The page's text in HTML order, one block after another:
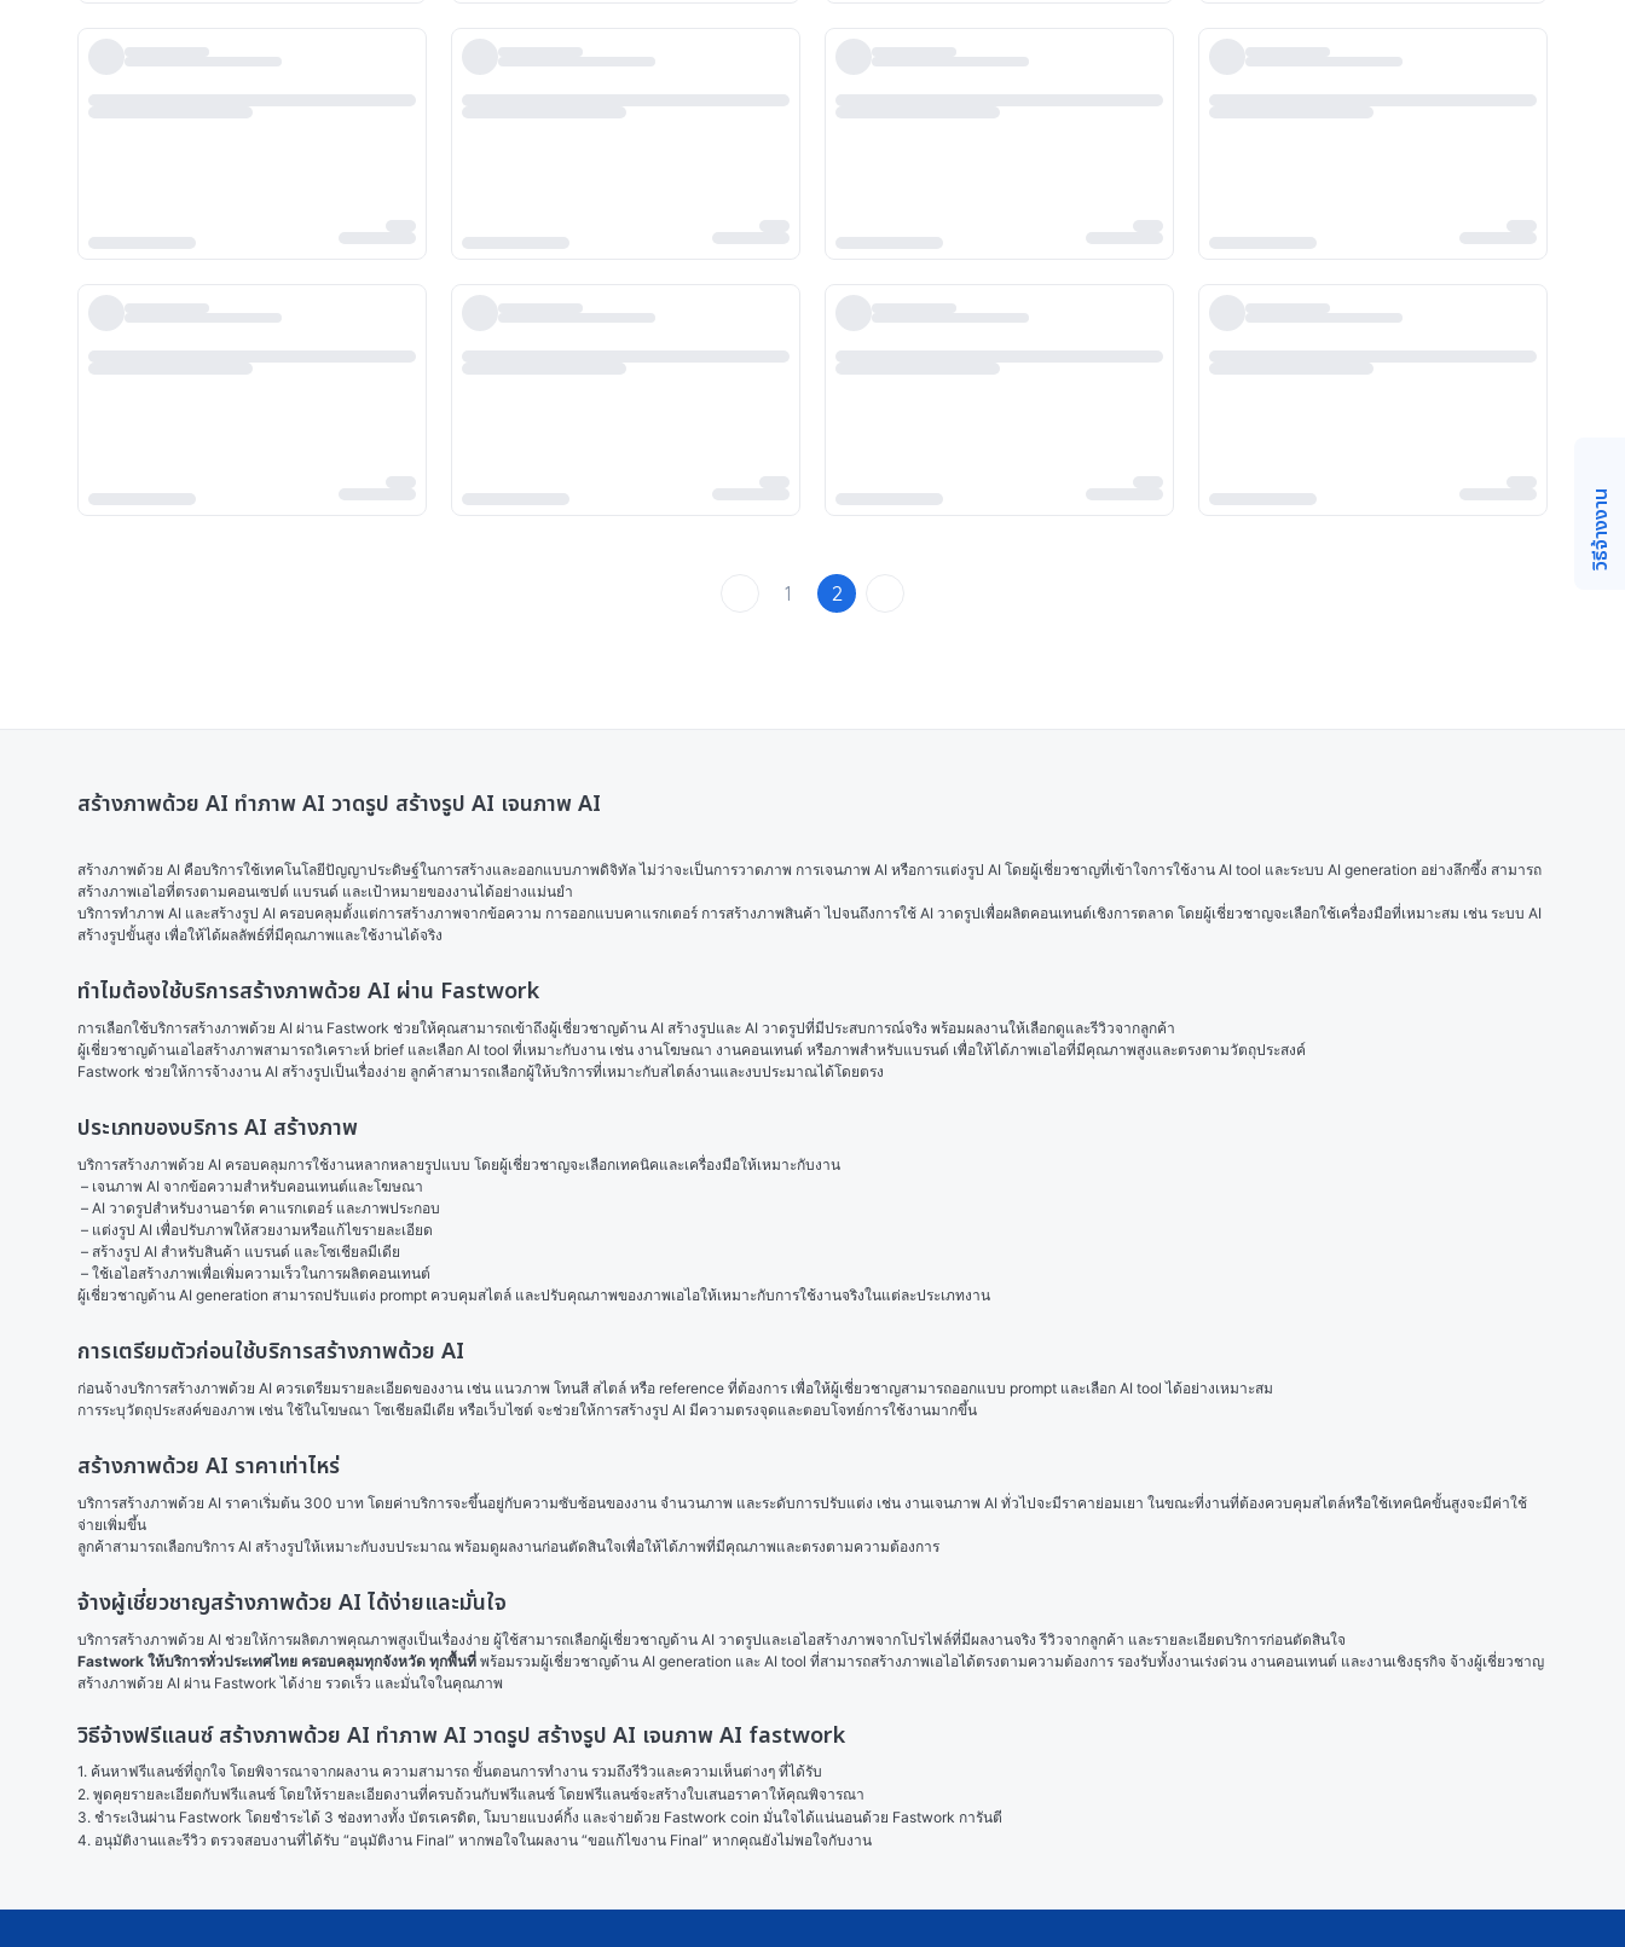
1 2
สร้างภาพด้วย AI ทําภาพ AI วาดรูป สร้างรูป AI เจนภาพ AI
สร้างภาพด้วย AI คือบริการใช้เทคโนโลยีปัญญาประดิษฐ์ในการสร้างและออกแบบภาพดิจิทัล ไม่ว่าจะเป็นการวาดภาพ การเจนภาพ AI หรือการแต่งรูป AI โดยผู้เชี่ยวชาญที่เข้าใจการใช้งาน AI tool และระบบ AI generation อย่างลึกซึ้ง สามารถ
สร้างภาพเอไอที่ตรงตามคอนเซปต์ แบรนด์ และเป้าหมายของงานได้อย่างแม่นยำ
บริการทําภาพ AI และสร้างรูป AI ครอบคลุมตั้งแต่การสร้างภาพจากข้อความ การออกแบบคาแรกเตอร์ การสร้างภาพสินค้า ไปจนถึงการใช้ AI วาดรูปเพื่อผลิตคอนเทนต์เชิงการตลาด โดยผู้เชี่ยวชาญจะเลือกใช้เครื่องมือที่เหมาะสม เช่น ระบบ AI
สร้างรูปขั้นสูง เพื่อให้ได้ผลลัพธ์ที่มีคุณภาพและใช้งานได้จริง
ทำไมต้องใช้บริการสร้างภาพด้วย AI ผ่าน Fastwork
การเลือกใช้บริการสร้างภาพด้วย AI ผ่าน Fastwork ช่วยให้คุณสามารถเข้าถึงผู้เชี่ยวชาญด้าน AI สร้างรูปและ AI วาดรูปที่มีประสบการณ์จริง พร้อมผลงานให้เลือกดูและรีวิวจากลูกค้า
ผู้เชี่ยวชาญด้านเอไอสร้างภาพสามารถวิเคราะห์ brief และเลือก AI tool ที่เหมาะกับงาน เช่น งานโฆษณา งานคอนเทนต์ หรือภาพสำหรับแบรนด์ เพื่อให้ได้ภาพเอไอที่มีคุณภาพสูงและตรงตามวัตถุประสงค์
Fastwork ช่วยให้การจ้างงาน AI สร้างรูปเป็นเรื่องง่าย ลูกค้าสามารถเลือกผู้ให้บริการที่เหมาะกับสไตล์งานและงบประมาณได้โดยตรง
ประเภทของบริการ AI สร้างภาพ
บริการสร้างภาพด้วย AI ครอบคลุมการใช้งานหลากหลายรูปแบบ โดยผู้เชี่ยวชาญจะเลือกเทคนิคและเครื่องมือให้เหมาะกับงาน
– เจนภาพ AI จากข้อความสำหรับคอนเทนต์และโฆษณา
– AI วาดรูปสำหรับงานอาร์ต คาแรกเตอร์ และภาพประกอบ
– แต่งรูป AI เพื่อปรับภาพให้สวยงามหรือแก้ไขรายละเอียด
– สร้างรูป AI สำหรับสินค้า แบรนด์ และโซเชียลมีเดีย
– ใช้เอไอสร้างภาพเพื่อเพิ่มความเร็วในการผลิตคอนเทนต์
ผู้เชี่ยวชาญด้าน AI generation สามารถปรับแต่ง prompt ควบคุมสไตล์ และปรับคุณภาพของภาพเอไอให้เหมาะกับการใช้งานจริงในแต่ละประเภทงาน
การเตรียมตัวก่อนใช้บริการสร้างภาพด้วย AI
ก่อนจ้างบริการสร้างภาพด้วย AI ควรเตรียมรายละเอียดของงาน เช่น แนวภาพ โทนสี สไตล์ หรือ reference ที่ต้องการ เพื่อให้ผู้เชี่ยวชาญสามารถออกแบบ prompt และเลือก AI tool ได้อย่างเหมาะสม
การระบุวัตถุประสงค์ของภาพ เช่น ใช้ในโฆษณา โซเชียลมีเดีย หรือเว็บไซต์ จะช่วยให้การสร้างรูป AI มีความตรงจุดและตอบโจทย์การใช้งานมากขึ้น
สร้างภาพด้วย AI ราคาเท่าไหร่
บริการสร้างภาพด้วย AI ราคาเริ่มต้น 300 บาท โดยค่าบริการจะขึ้นอยู่กับความซับซ้อนของงาน จำนวนภาพ และระดับการปรับแต่ง เช่น งานเจนภาพ AI ทั่วไปจะมีราคาย่อมเยา ในขณะที่งานที่ต้องควบคุมสไตล์หรือใช้เทคนิคขั้นสูงจะมีค่าใช้
จ่ายเพิ่มขึ้น
ลูกค้าสามารถเลือกบริการ AI สร้างรูปให้เหมาะกับงบประมาณ พร้อมดูผลงานก่อนตัดสินใจเพื่อให้ได้ภาพที่มีคุณภาพและตรงตามความต้องการ
จ้างผู้เชี่ยวชาญสร้างภาพด้วย AI ได้ง่ายและมั่นใจ
บริการสร้างภาพด้วย AI ช่วยให้การผลิตภาพคุณภาพสูงเป็นเรื่องง่าย ผู้ใช้สามารถเลือกผู้เชี่ยวชาญด้าน AI วาดรูปและเอไอสร้างภาพจากโปรไฟล์ที่มีผลงานจริง รีวิวจากลูกค้า และรายละเอียดบริการก่อนตัดสินใจ
Fastwork ให้บริการทั่วประเทศไทย ครอบคลุมทุกจังหวัด ทุกพื้นที่ พร้อมรวมผู้เชี่ยวชาญด้าน AI generation และ AI tool ที่สามารถสร้างภาพเอไอได้ตรงตามความต้องการ รองรับทั้งงานเร่งด่วน งานคอนเทนต์ และงานเชิงธุรกิจ จ้างผู้เชี่ยวชาญ
สร้างภาพด้วย AI ผ่าน Fastwork ได้ง่าย รวดเร็ว และมั่นใจในคุณภาพ
วิธีจ้างฟรีแลนซ์ สร้างภาพด้วย AI ทําภาพ AI วาดรูป สร้างรูป AI เจนภาพ AI fastwork
1. ค้นหาฟรีแลนซ์ที่ถูกใจ โดยพิจารณาจากผลงาน ความสามารถ ขั้นตอนการทำงาน รวมถึงรีวิวและความเห็นต่างๆ ที่ได้รับ
2. พูดคุยรายละเอียดกับฟรีแลนซ์ โดยให้รายละเอียดงานที่ครบถ้วนกับฟรีแลนซ์ โดยฟรีแลนซ์จะสร้างใบเสนอราคาให้คุณพิจารณา
3. ชำระเงินผ่าน Fastwork โดยชำระได้ 3 ช่องทางทั้ง บัตรเครดิต, โมบายแบงค์กิ้ง และจ่ายด้วย Fastwork coin มั่นใจได้แน่นอนด้วย Fastwork การันตี
4. อนุมัติงานและรีวิว ตรวจสอบงานที่ได้รับ “อนุมัติงาน Final” หากพอใจในผลงาน “ขอแก้ไขงาน Final” หากคุณยังไม่พอใจกับงาน
วิธีจ้างงาน